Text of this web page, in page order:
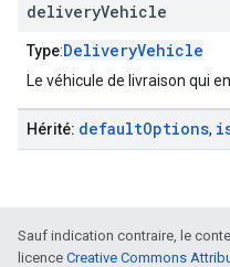
deliveryVehicle
Type:DeliveryVehicle
Le véhicule de livraison qui
Hérité: defaultOptions,
Sauf indication contraire, le
licence Creative Commons